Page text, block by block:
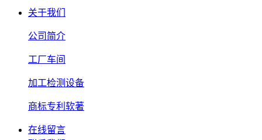
关于我们
公司简介
工厂车间
加工检测设备
商标专利软著
在线留言